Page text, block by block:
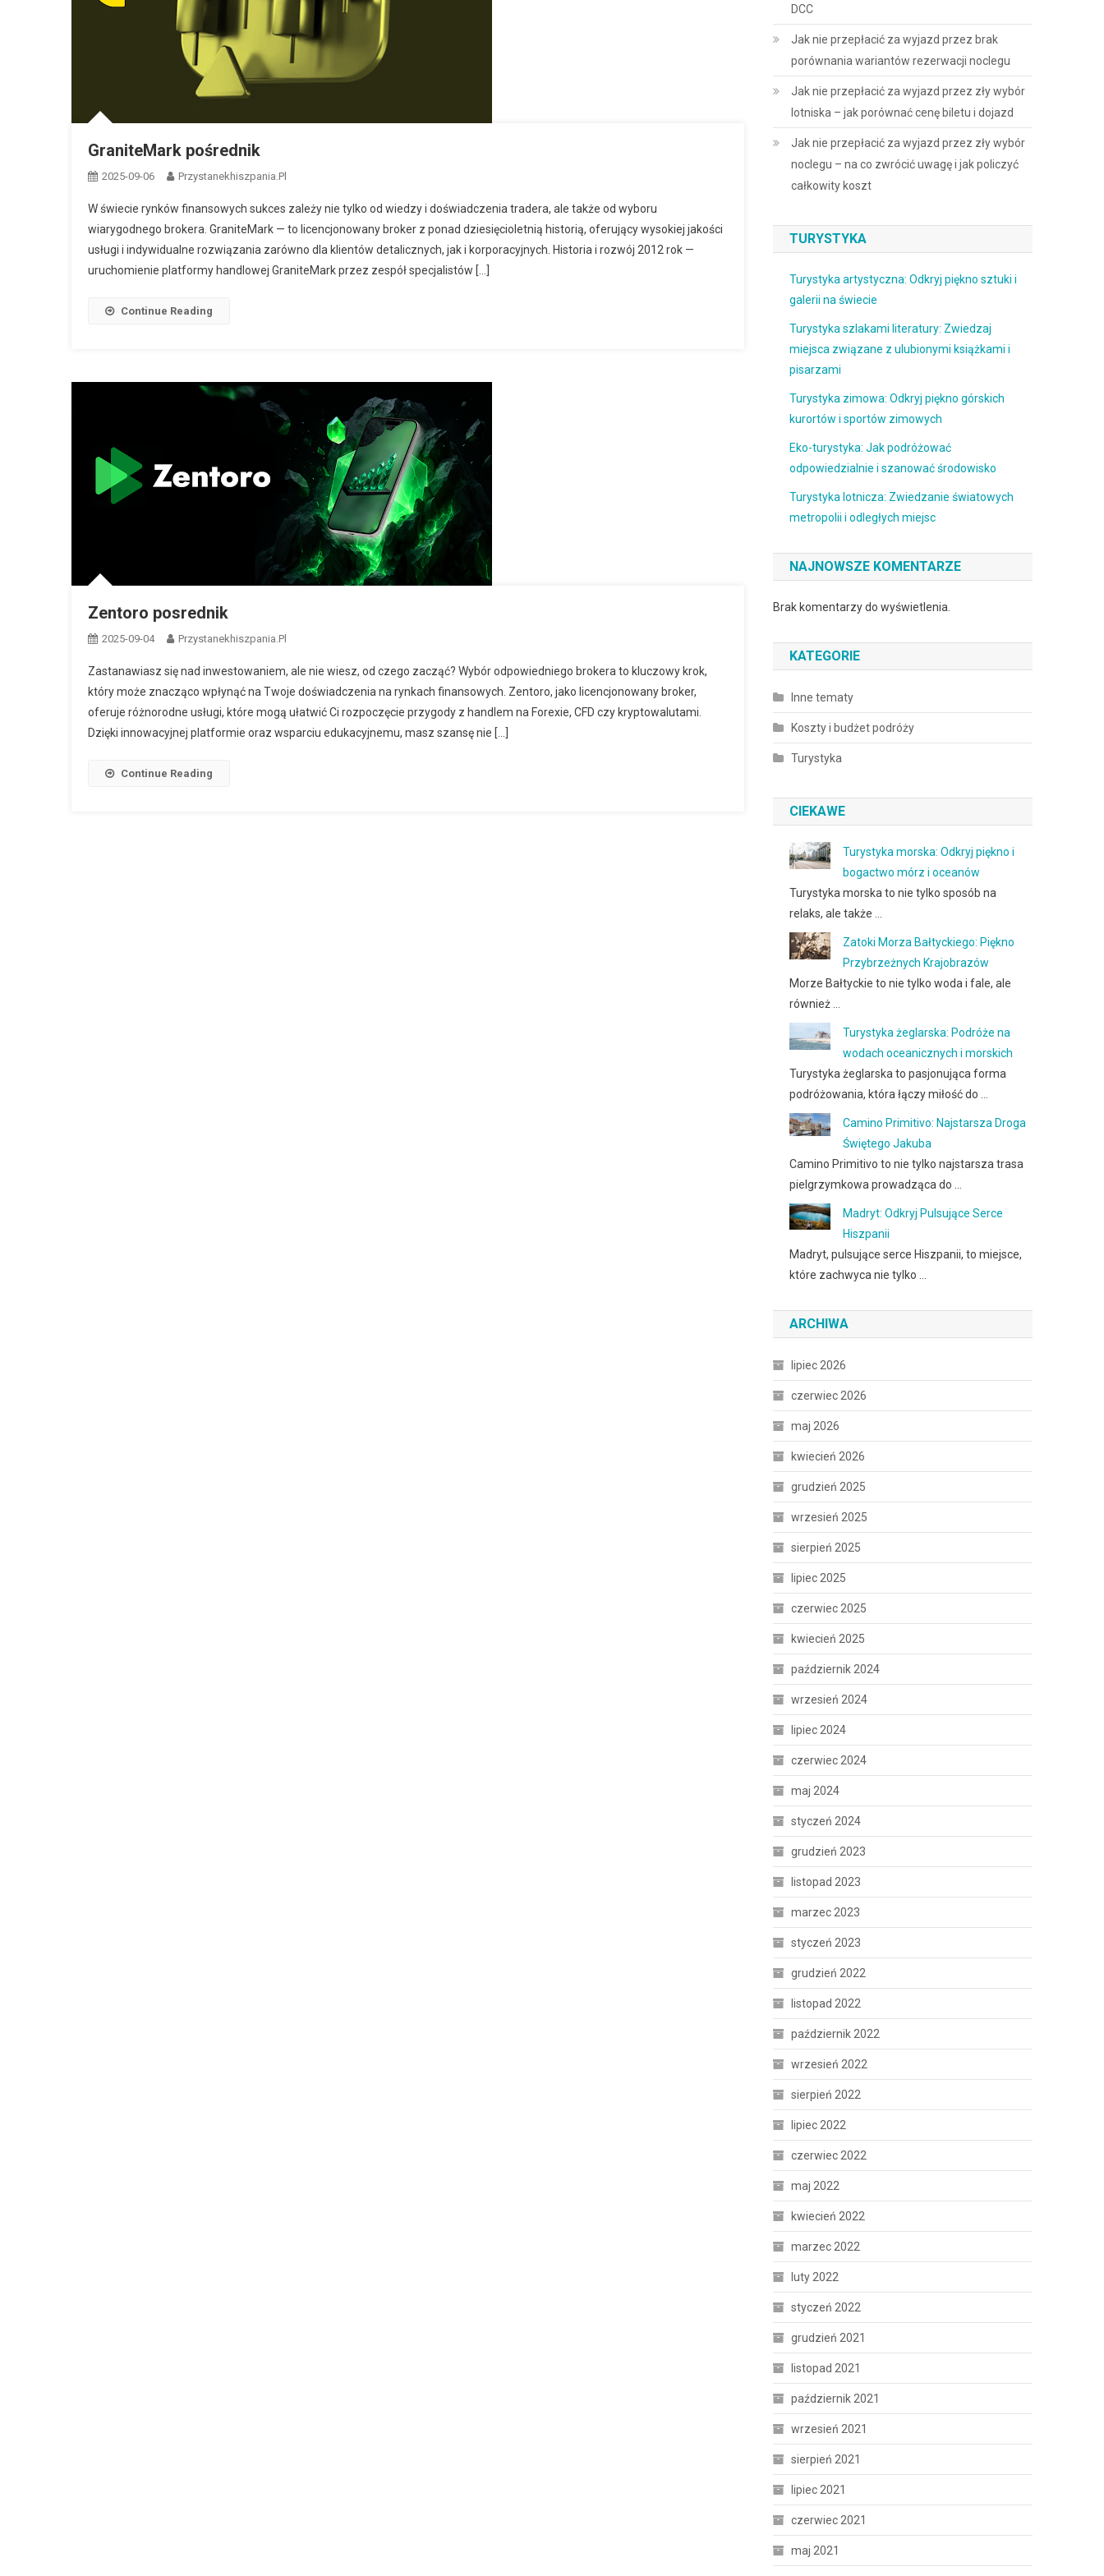
GraniteMark pośrednik
2025-09-06 Przystanekhiszpania.pl
W świecie rynków finansowych sukces zależy nie tylko od wiedzy i doświadczenia tradera, ale także od wyboru
wiarygodnego brokera. GraniteMark — to licencjonowany broker z ponad dziesięcioletnią historią, oferujący wysokiej jakości
usługi i indywidualne rozwiązania zarówno dla klientów detalicznych, jak i korporacyjnych. Historia i rozwój 2012 rok —
uruchomienie platformy handlowej GraniteMark przez zespół specjalistów […]
Continue Reading
Zentoro posrednik
2025-09-04 Przystanekhiszpania.pl
Zastanawiasz się nad inwestowaniem, ale nie wiesz, od czego zacząć? Wybór odpowiedniego brokera to kluczowy krok,
który może znacząco wpłynąć na Twoje doświadczenia na rynkach finansowych. Zentoro, jako licencjonowany broker,
oferuje różnorodne usługi, które mogą ułatwić Ci rozpoczęcie przygody z handlem na Forexie, CFD czy kryptowalutami.
Dzięki innowacyjnej platformie oraz wsparciu edukacyjnemu, masz szansę nie […]
Continue Reading
DCC
Jak nie przepłacić za wyjazd przez brak
porównania wariantów rezerwacji noclegu
Jak nie przepłacić za wyjazd przez zły wybór
lotniska – jak porównać cenę biletu i dojazd
Jak nie przepłacić za wyjazd przez zły wybór
noclegu – na co zwrócić uwagę i jak policzyć
całkowity koszt
TURYSTYKA
Turystyka artystyczna: Odkryj piękno sztuki i
galerii na świecie
Turystyka szlakami literatury: Zwiedzaj
miejsca związane z ulubionymi książkami i
pisarzami
Turystyka zimowa: Odkryj piękno górskich
kurortów i sportów zimowych
Eko-turystyka: Jak podróżować
odpowiedzialnie i szanować środowisko
Turystyka lotnicza: Zwiedzanie światowych
metropolii i odległych miejsc
NAJNOWSZE KOMENTARZE
Brak komentarzy do wyświetlenia.
KATEGORIE
Inne tematy
Koszty i budżet podróży
Turystyka
CIEKAWE
Turystyka morska: Odkryj piękno i
bogactwo mórz i oceanów
Turystyka morska to nie tylko sposób na
relaks, ale także …
Zatoki Morza Bałtyckiego: Piękno
Przybrzeżnych Krajobrazów
Morze Bałtyckie to nie tylko woda i fale, ale
również …
Turystyka żeglarska: Podróże na
wodach oceanicznych i morskich
Turystyka żeglarska to pasjonująca forma
podróżowania, która łączy miłość do …
Camino Primitivo: Najstarsza Droga
Świętego Jakuba
Camino Primitivo to nie tylko najstarsza trasa
pielgrzymkowa prowadząca do …
Madryt: Odkryj Pulsujące Serce
Hiszpanii
Madryt, pulsujące serce Hiszpanii, to miejsce,
które zachwyca nie tylko …
ARCHIWA
lipiec 2026
czerwiec 2026
maj 2026
kwiecień 2026
grudzień 2025
wrzesień 2025
sierpień 2025
lipiec 2025
czerwiec 2025
kwiecień 2025
październik 2024
wrzesień 2024
lipiec 2024
czerwiec 2024
maj 2024
styczeń 2024
grudzień 2023
listopad 2023
marzec 2023
styczeń 2023
grudzień 2022
listopad 2022
październik 2022
wrzesień 2022
sierpień 2022
lipiec 2022
czerwiec 2022
maj 2022
kwiecień 2022
marzec 2022
luty 2022
styczeń 2022
grudzień 2021
listopad 2021
październik 2021
wrzesień 2021
sierpień 2021
lipiec 2021
czerwiec 2021
maj 2021